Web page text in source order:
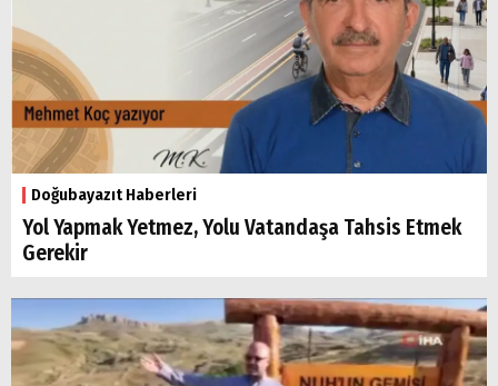
Doğubayazıt Haberleri
Yol Yapmak Yetmez, Yolu Vatandaşa Tahsis Etmek
Gerekir